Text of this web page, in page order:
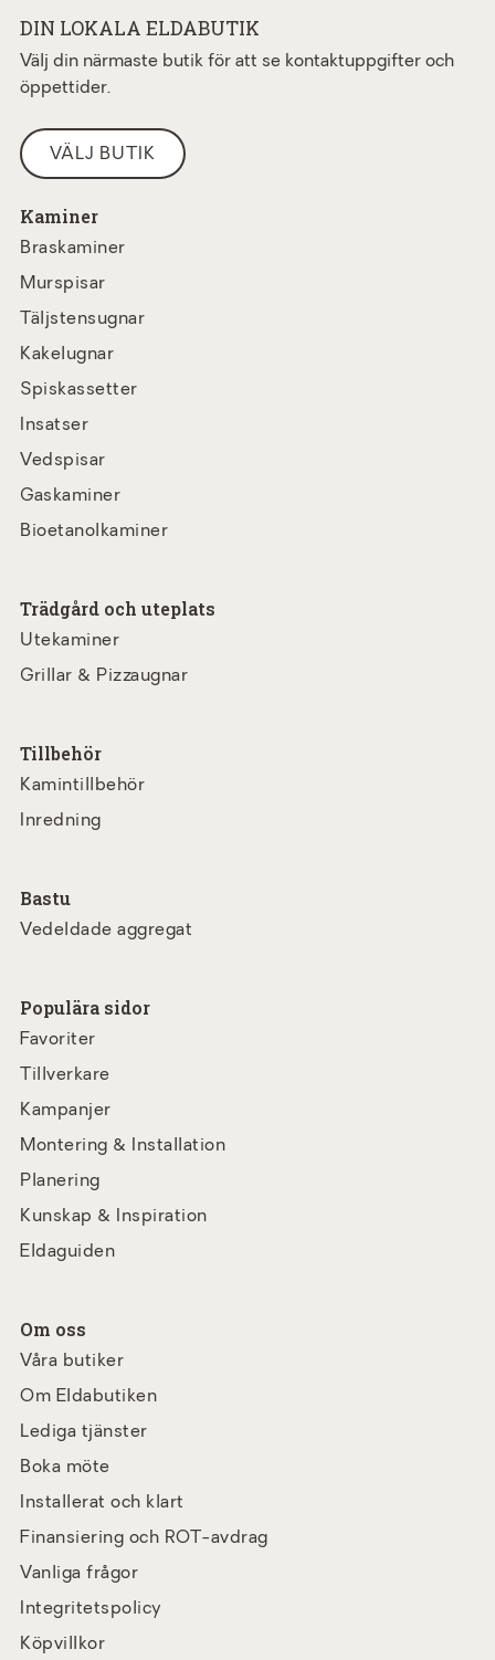
DIN LOKALA ELDABUTIK
Välj din närmaste butik för att se kontaktuppgifter och
öppettider.
VÄLJ BUTIK
Kaminer
Braskaminer
Murspisar
Täljstensugnar
Kakelugnar
Spiskassetter
Insatser
Vedspisar
Gaskaminer
Bioetanolkaminer
Trädgård och uteplats
Utekaminer
Grillar & Pizzaugnar
Tillbehör
Kamintillbehör
Inredning
Bastu
Vedeldade aggregat
Populära sidor
Favoriter
Tillverkare
Kampanjer
Montering & Installation
Planering
Kunskap & Inspiration
Eldaguiden
Om oss
Våra butiker
Om Eldabutiken
Lediga tjänster
Boka möte
Installerat och klart
Finansiering och ROT-avdrag
Vanliga frågor
Integritetspolicy
Köpvillkor